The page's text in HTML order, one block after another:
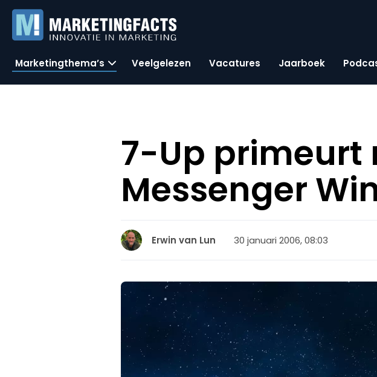
Marketingthema’s Veelgelezen Vacatures Jaarboek
7-Up primeurt
Messenger
Erwin van Lun 30 januari 2006, 08:03